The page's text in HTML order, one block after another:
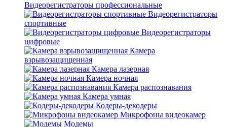
Видеорегистраторы профессиональные
Видеорегистраторы
спортивные
Видеорегистраторы
цифровые
Камера
взрывозащищенная
Камера лазерная
Камера ночная
Камера распознавания
Камера умная
Кодеры-декодеры
Микрофоны видеокамер
Модемы